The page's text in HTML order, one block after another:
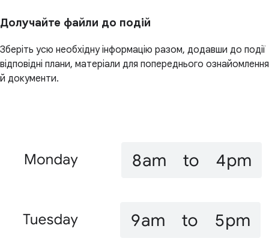
Долучайте файли до подій
Зберіть усю необхідну інформацію разом, додавши до події
відповідні плани, матеріали для попереднього ознайомлення
й документи.